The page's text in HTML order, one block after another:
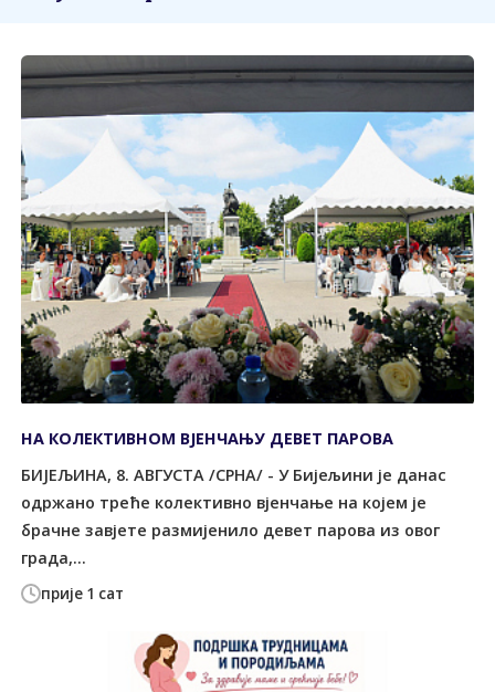
прије 1 сат
НА КОЛЕКТИВНОМ ВЈЕНЧАЊУ ДЕВЕТ ПАРОВА
БИЈЕЉИНА, 8. АВГУСТА /СРНА/ - У Бијељини је данас
одржано треће колективно вјенчање на којем је
брачне завјете размијенило девет парова из овог
града,...